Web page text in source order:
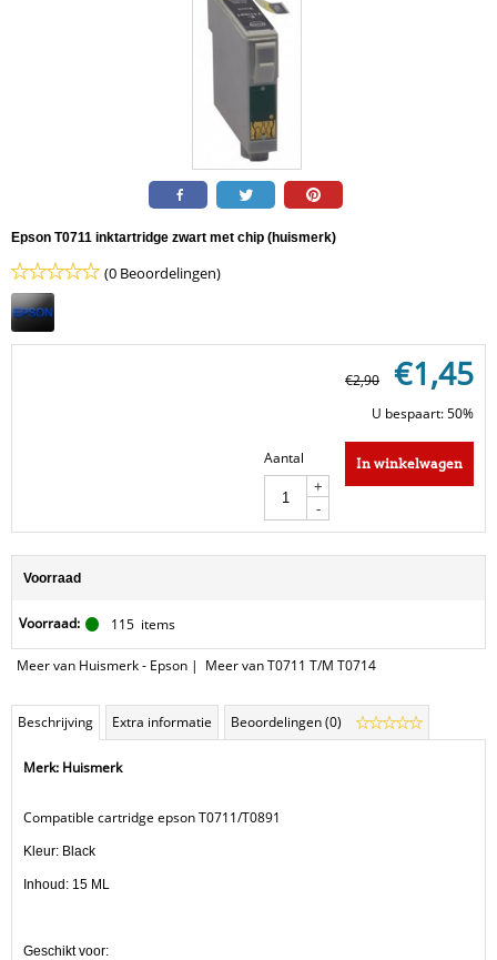
Epson T0711 inktartridge zwart met chip (huismerk)
(0 Beoordelingen)
€2,90 €1,45
U bespaart: 50%
Aantal
+
-
In winkelwagen
Voorraad
Voorraad: 115 items
Meer van Huismerk - Epson | Meer van T0711 T/M T0714
Beschrijving Extra informatie Beoordelingen (0)
Merk: Huismerk
Compatible cartridge epson T0711/T0891
Kleur: Black
Inhoud: 15 ML
Geschikt voor: